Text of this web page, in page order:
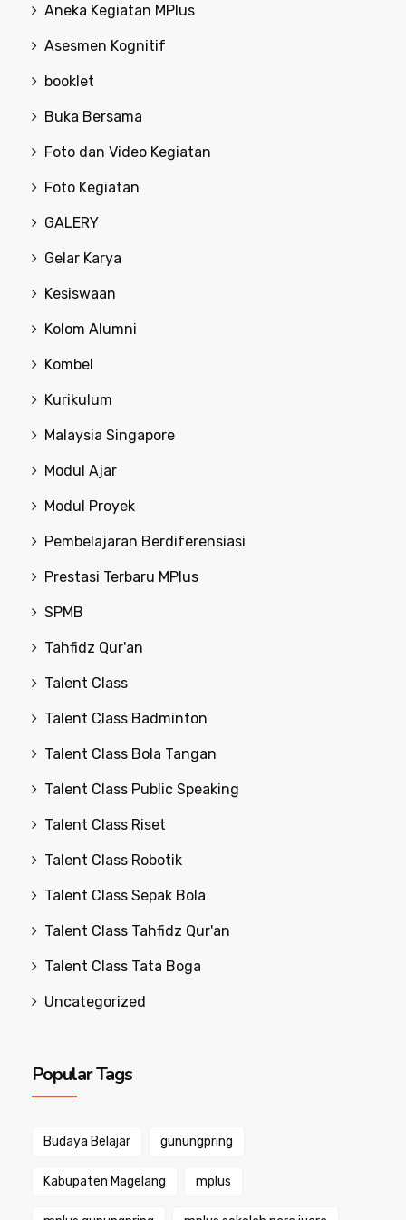
Aneka Kegiatan MPlus
Asesmen Kognitif
booklet
Buka Bersama
Foto dan Video Kegiatan
Foto Kegiatan
GALERY
Gelar Karya
Kesiswaan
Kolom Alumni
Kombel
Kurikulum
Malaysia Singapore
Modul Ajar
Modul Proyek
Pembelajaran Berdiferensiasi
Prestasi Terbaru MPlus
SPMB
Tahfidz Qur'an
Talent Class
Talent Class Badminton
Talent Class Bola Tangan
Talent Class Public Speaking
Talent Class Riset
Talent Class Robotik
Talent Class Sepak Bola
Talent Class Tahfidz Qur'an
Talent Class Tata Boga
Uncategorized
Popular Tags
Budaya Belajar gunungpring
Kabupaten Magelang mplus